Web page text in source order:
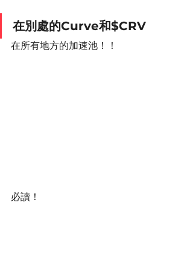
在別處的Curve和$CRV
在所有地方的加速池！！
必讀！